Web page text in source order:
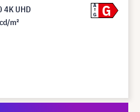
4K UHD
m²
A
G
G